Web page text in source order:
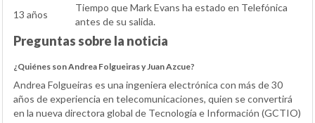
13 años
Tiempo que Mark Evans ha estado en Telefónica
antes de su salida.
Preguntas sobre la noticia
¿Quiénes son Andrea Folgueiras y Juan Azcue?
Andrea Folgueiras es una ingeniera electrónica con más de 30
años de experiencia en telecomunicaciones, quien se convertirá
en la nueva directora global de Tecnología e Información (GCTIO)